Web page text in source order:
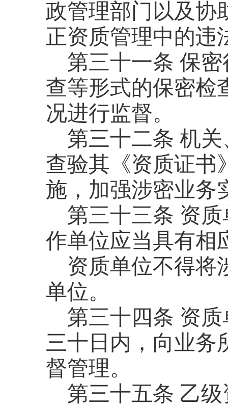
政管理部门以及协
正资质管理中的违
第三十一条 保密
查等形式的保密检
况进行监督。
第三十二条 机关
查验其《资质证书
施，加强涉密业务
第三十三条 资
作单位应当具有相
资质单位不得将
单位。
第三十四条 资
三十日内，向业务
督管理。
第三十五条 乙